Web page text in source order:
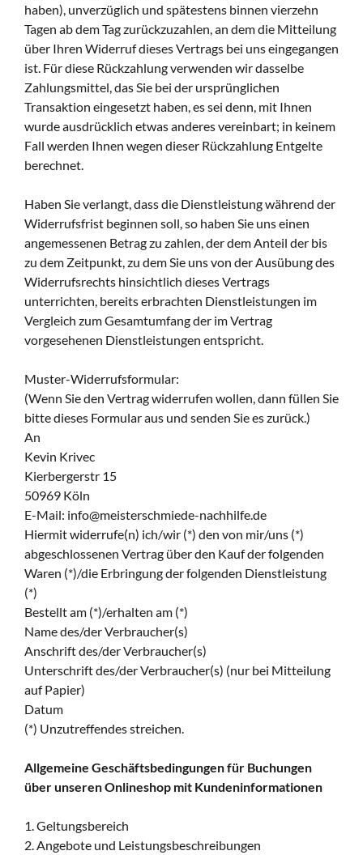
haben), unverzüglich und spätestens binnen vierzehn
Tagen ab dem Tag zurückzuzahlen, an dem die Mitteilung
über Ihren Widerruf dieses Vertrags bei uns eingegangen
ist. Für diese Rückzahlung verwenden wir dasselbe
Zahlungsmittel, das Sie bei der ursprünglichen
Transaktion eingesetzt haben, es sei denn, mit Ihnen
wurde ausdrücklich etwas anderes vereinbart; in keinem
Fall werden Ihnen wegen dieser Rückzahlung Entgelte
berechnet.
Haben Sie verlangt, dass die Dienstleistung während der
Widerrufsfrist beginnen soll, so haben Sie uns einen
angemessenen Betrag zu zahlen, der dem Anteil der bis
zu dem Zeitpunkt, zu dem Sie uns von der Ausübung des
Widerrufsrechts hinsichtlich dieses Vertrags
unterrichten, bereits erbrachten Dienstleistungen im
Vergleich zum Gesamtumfang der im Vertrag
vorgesehenen Dienstleistungen entspricht.
Muster-Widerrufsformular:
(Wenn Sie den Vertrag widerrufen wollen, dann füllen Sie
bitte dieses Formular aus und senden Sie es zurück.)
An
Kevin Krivec
Kierbergerstr 15
50969 Köln
E-Mail: info@meisterschmiede-nachhilfe.de
Hiermit widerrufe(n) ich/wir (*) den von mir/uns (*)
abgeschlossenen Vertrag über den Kauf der folgenden
Waren (*)/die Erbringung der folgenden Dienstleistung
(*)
Bestellt am (*)/erhalten am (*)
Name des/der Verbraucher(s)
Anschrift des/der Verbraucher(s)
Unterschrift des/der Verbraucher(s) (nur bei Mitteilung
auf Papier)
Datum
(*) Unzutreffendes streichen.
Allgemeine Geschäftsbedingungen für Buchungen
über unseren Onlineshop mit Kundeninformationen
1. Geltungsbereich
2. Angebote und Leistungsbeschreibungen